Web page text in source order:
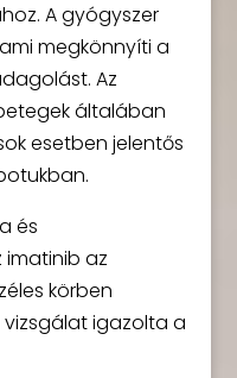
A gyógyszer
megkönnyíti a
Az
általában
esetben jelentős
és
az
körben
vizsgálat igazolta a